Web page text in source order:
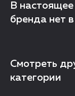
В
бренда нет
Смотреть
категории